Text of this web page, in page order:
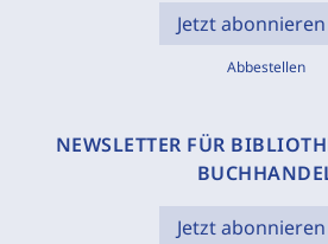
Jetzt abonnieren
Abbestellen
NEWSLETTER FÜR
Jetzt abonnieren